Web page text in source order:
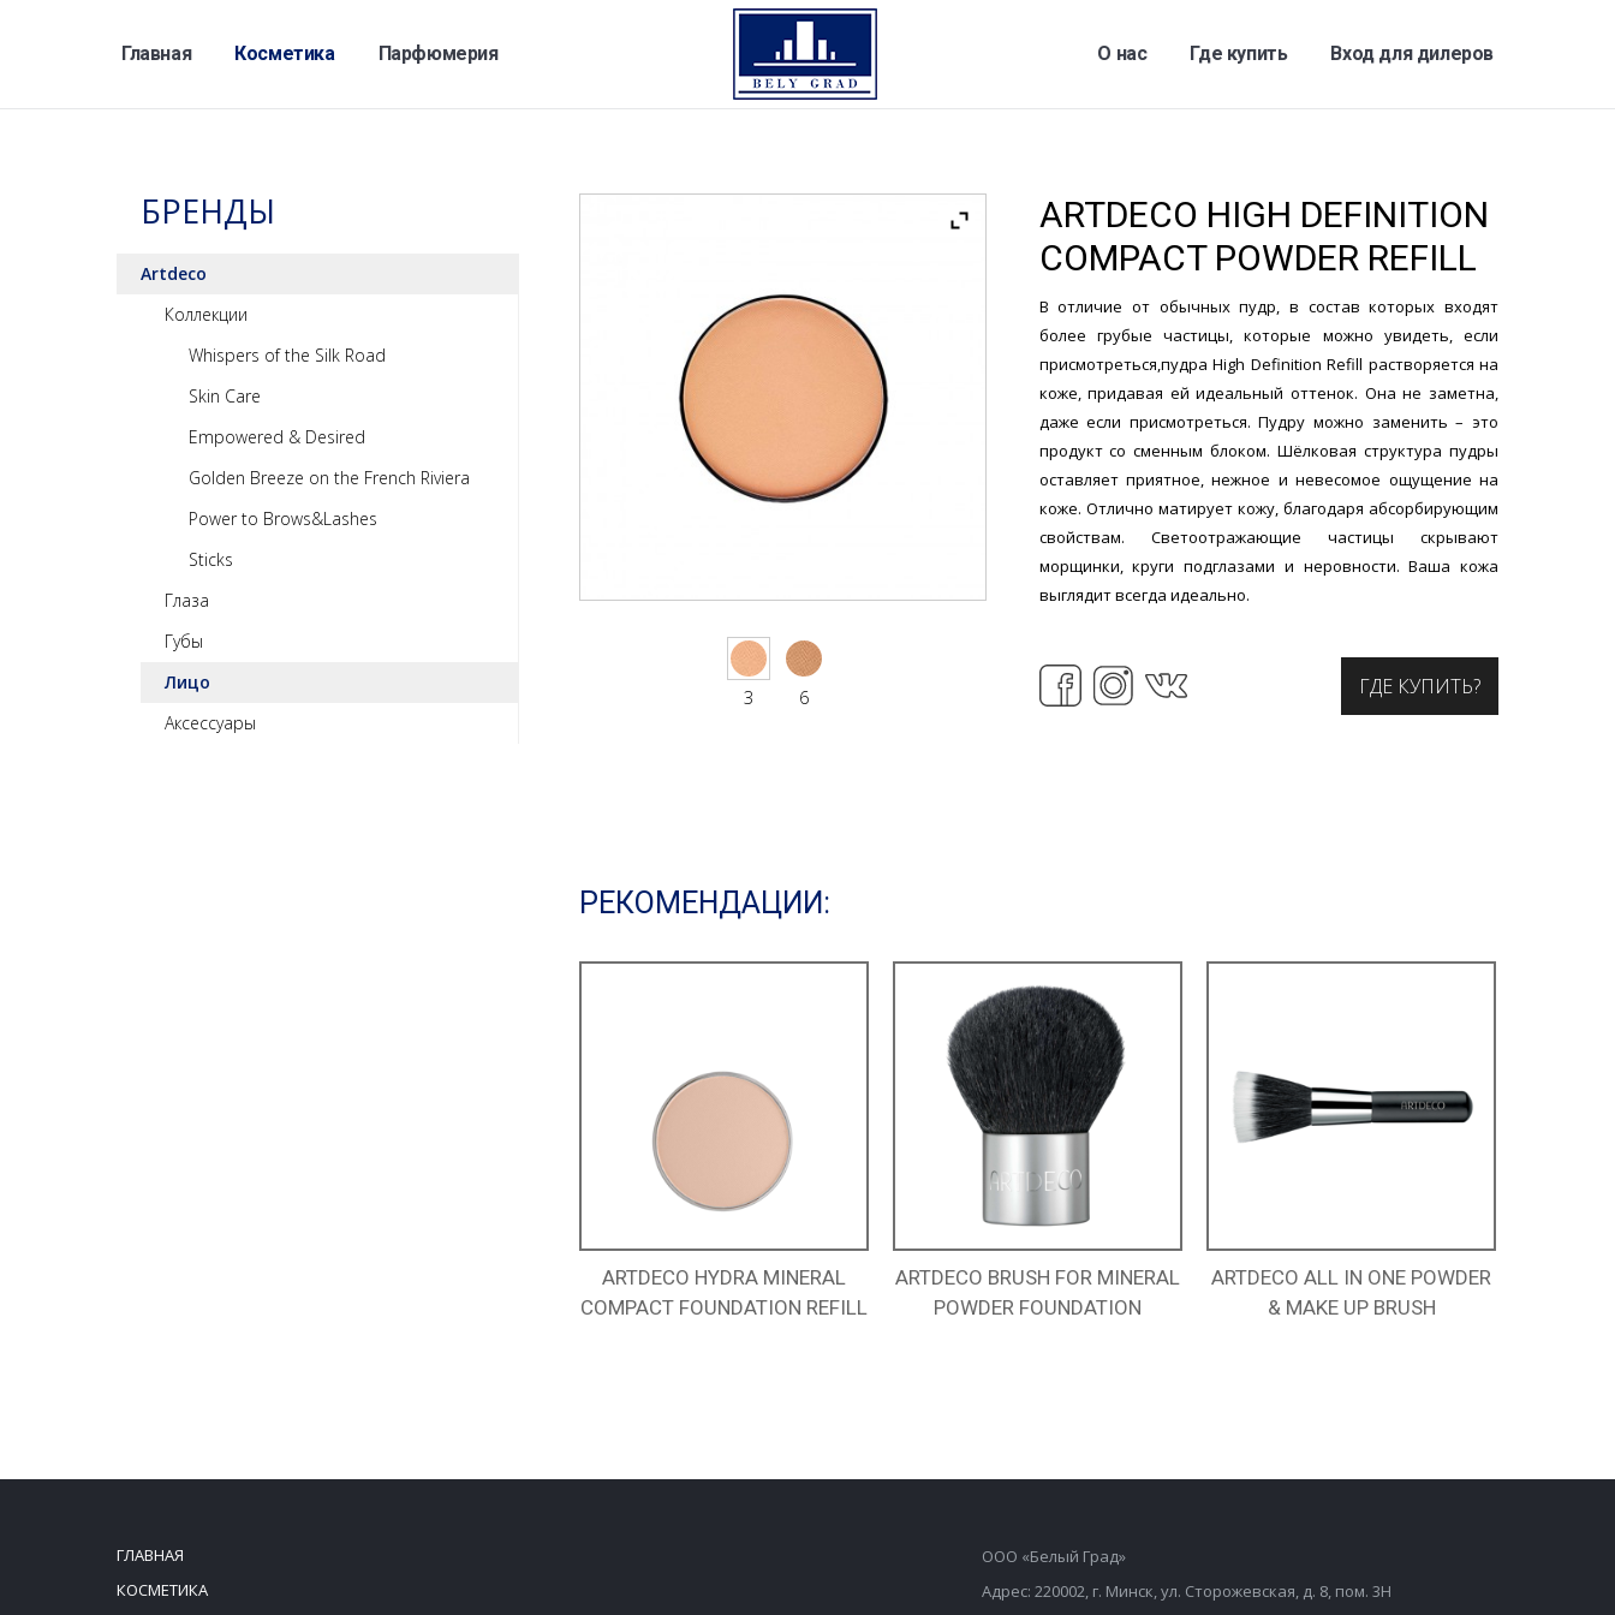
Главная Косметика Парфюмерия О нас Где купить Вход для дилеров
3 6
ARTDECO HIGH DEFINITION
COMPACT POWDER REFILL
В отличие от обычных пудр, в состав которых входят
более грубые частицы, которые можно увидеть, если
присмотреться,пудра High Definition Refill растворяется на
коже, придавая ей идеальный оттенок. Она не заметна,
даже если присмотреться. Пудру можно заменить – это
продукт со сменным блоком. Шёлковая структура пудры
оставляет приятное, нежное и невесомое ощущение на
коже. Отлично матирует кожу, благодаря абсорбирующим
свойствам. Светоотражающие частицы скрывают
морщинки, круги подглазами и неровности. Ваша кожа
выглядит всегда идеально.
ГДЕ КУПИТЬ?
РЕКОМЕНДАЦИИ:
ARTDECO HYDRA MINERAL
COMPACT FOUNDATION REFILL
ARTDECO BRUSH FOR MINERAL
POWDER FOUNDATION
ARTDECO ALL IN ONE POWDER
& MAKE UP BRUSH
БРЕНДЫ
Artdeco
Коллекции
Whispers of the Silk Road
Skin Care
Empowered & Desired
Golden Breeze on the French Riviera
Power to Brows&Lashes
Sticks
Глаза
Губы
Лицо
Аксессуары
ГЛАВНАЯ
КОСМЕТИКА
ООО «Белый Град»
Адрес: 220002, г. Минск, ул. Сторожевская, д. 8, пом. 3Н